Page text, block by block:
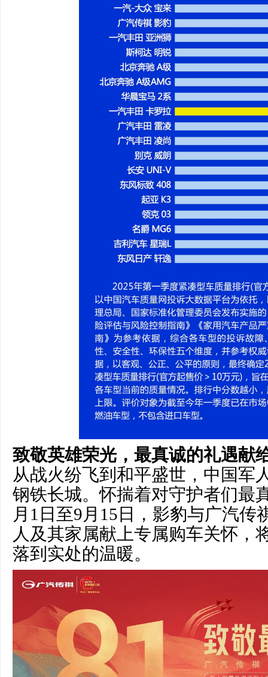
致敬英雄荣光，最真诚的礼遇献
从战火纷飞到和平盛世，中国军
钢铁长城。怀揣着对守护者们最
月1日至9月15日，影豹与广汽传
人及其家属献上专属购车关怀，
落到实处的温暖。